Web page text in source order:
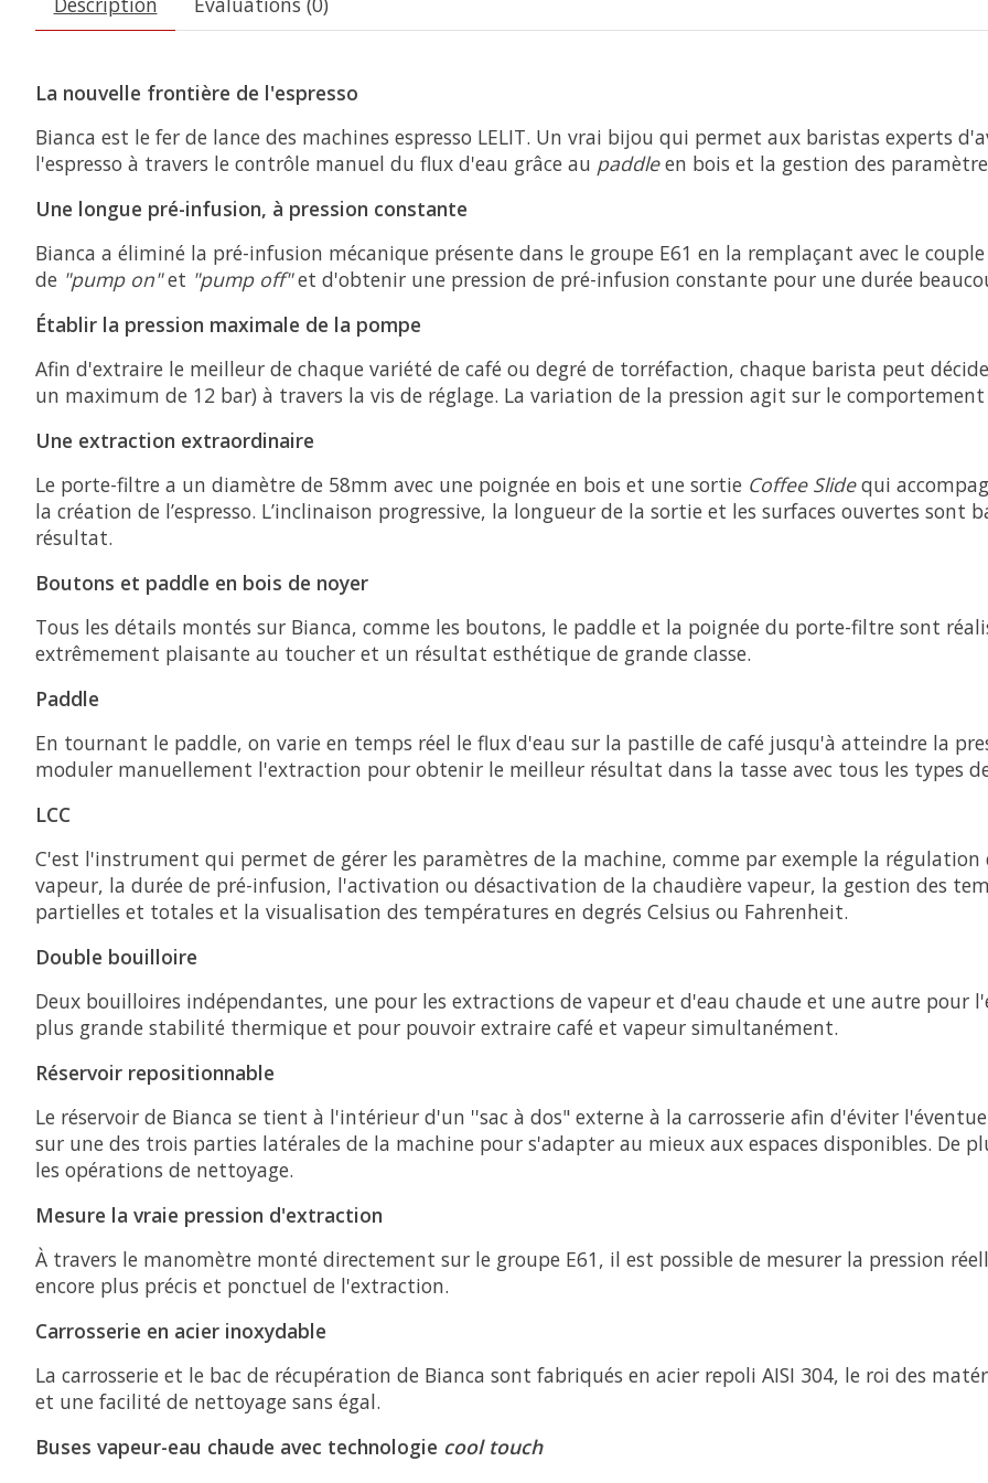
La nouvelle frontière de l'espresso
Bianca est le fer de lance des machines espresso LELIT. Un vrai bijou qui permet aux baristas experts
l'espresso à travers le contrôle manuel du flux d'eau grâce au paddleen bois et la gestion des
Une longue pré-infusion, à pression constante
Bianca a éliminé la pré-infusion mécanique présente dans le groupe E61 en la remplaçant avec le
de "pump on"et "pump off"et d'obtenir une pression de pré-infusion constante pour une durée
Établir la pression maximale de la pompe
Afin d'extraire le meilleur de chaque variété de café ou degré de torréfaction, chaque barista peut
un maximum de 12 bar) à travers la vis de réglage. La variation de la pression agit sur le
Une extraction extraordinaire
Le porte-filtre a un diamètre de 58mm avec une poignée en bois et une sortie Coffee Slidequi
la création de l’espresso. L’inclinaison progressive, la longueur de la sortie et les surfaces ouvertes
résultat.
Boutons et paddle en bois de noyer
Tous les détails montés sur Bianca, comme les boutons, le paddle et la poignée du porte-filtre sont
extrêmement plaisante au toucher et un résultat esthétique de grande classe.
Paddle
En tournant le paddle, on varie en temps réel le flux d'eau sur la pastille de café jusqu'à atteindre la
moduler manuellement l'extraction pour obtenir le meilleur résultat dans la tasse avec tous les types
LCC
C'est l'instrument qui permet de gérer les paramètres de la machine, comme par exemple la
vapeur, la durée de pré-infusion, l'activation ou désactivation de la chaudière vapeur, la gestion des
partielles et totales et la visualisation des températures en degrés Celsius ou Fahrenheit.
Double bouilloire
Deux bouilloires indépendantes, une pour les extractions de vapeur et d'eau chaude et une autre pour
plus grande stabilité thermique et pour pouvoir extraire café et vapeur simultanément.
Réservoir repositionnable
Le réservoir de Bianca se tient à l'intérieur d'un ''sac à dos" externe à la carrosserie afin d'éviter
sur une des trois parties latérales de la machine pour s'adapter au mieux aux espaces disponibles. De
les opérations de nettoyage.
Mesure la vraie pression d'extraction
À travers le manomètre monté directement sur le groupe E61, il est possible de mesurer la pression
encore plus précis et ponctuel de l'extraction.
Carrosserie en acier inoxydable
La carrosserie et le bac de récupération de Bianca sont fabriqués en acier repoli AISI 304, le roi des
et une facilité de nettoyage sans égal.
Buses vapeur-eau chaude avec technologie cool touch